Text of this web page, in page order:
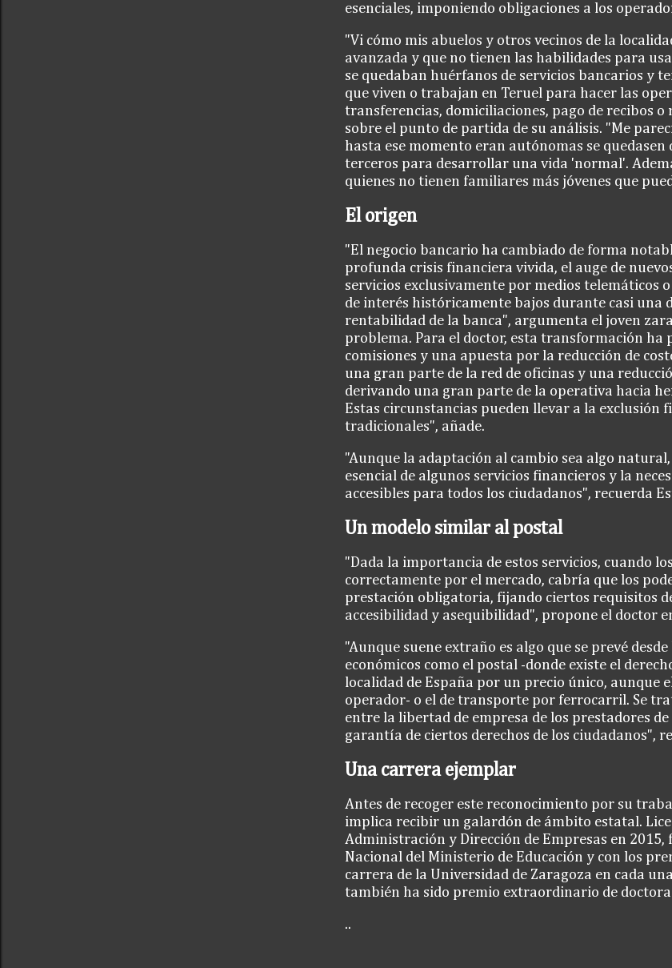
esenciales, imponiendo obligaciones a los
"Vi cómo mis abuelos y otros vecinos de la
avanzada y que no tienen las habilidades para
se quedaban huérfanos de servicios bancarios y
que viven o trabajan en Teruel para hacer las
transferencias, domiciliaciones, pago de recibos
sobre el punto de partida de su análisis. "Me
hasta ese momento eran autónomas se quedasen
terceros para desarrollar una vida 'normal'.
quienes no tienen familiares más jóvenes que
El origen
"El negocio bancario ha cambiado de forma
profunda crisis financiera vivida, el auge de
servicios exclusivamente por medios telemáticos
de interés históricamente bajos durante casi una
rentabilidad de la banca", argumenta el joven
problema. Para el doctor, esta transformación ha
comisiones y una apuesta por la reducción de
una gran parte de la red de oficinas y una
derivando una gran parte de la operativa hacia
Estas circunstancias pueden llevar a la exclusión
tradicionales", añade.
"Aunque la adaptación al cambio sea algo
esencial de algunos servicios financieros y la
accesibles para todos los ciudadanos", recuerda
Un modelo similar al postal
"Dada la importancia de estos servicios, cuando
correctamente por el mercado, cabría que los
prestación obligatoria, fijando ciertos requisitos
accesibilidad y asequibilidad", propone el doctor
"Aunque suene extraño es algo que se prevé
económicos como el postal -donde existe el
localidad de España por un precio único, aunque
operador- o el de transporte por ferrocarril. Se
entre la libertad de empresa de los prestadores
garantía de ciertos derechos de los ciudadanos",
Una carrera ejemplar
Antes de recoger este reconocimiento por su
implica recibir un galardón de ámbito estatal.
Administración y Dirección de Empresas en 2015,
Nacional del Ministerio de Educación y con los
carrera de la Universidad de Zaragoza en cada
también ha sido premio extraordinario de
..